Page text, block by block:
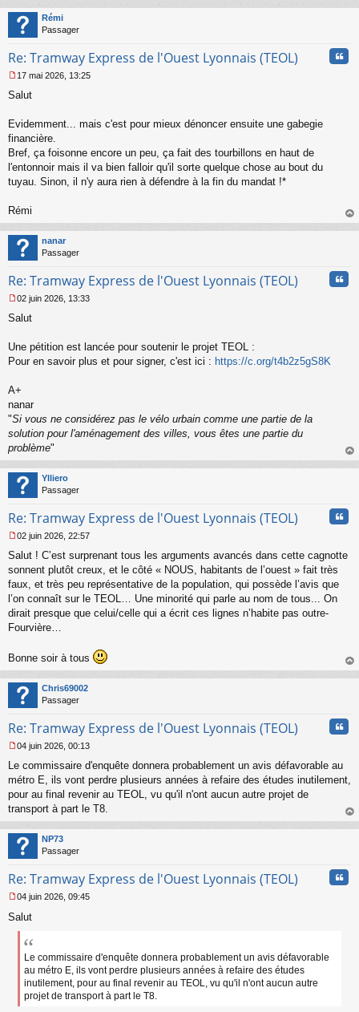
o
n
au
Rémi
Passager
Re: Tramway Express de l'Ouest Lyonnais (TEOL)
e
s
g
e
n
o
l
u
17 mai 2026, 13:25
Salut
Evidemment... mais c'est pour mieux dénoncer ensuite une gabegie
financière.
Bref, ça foisonne encore un peu, ça fait des tourbillons en haut de
l'entonnoir mais il va bien falloir qu'il sorte quelque chose au bout du
tuyau. Sinon, il n'y aura rien à défendre à la fin du mandat !*
Rémi
au
nanar
Passager
Re: Tramway Express de l'Ouest Lyonnais (TEOL)
e
s
g
n
o
n
u
02 juin 2026, 13:33
Salut
Une pétition est lancée pour soutenir le projet TEOL :
Pour en savoir plus et pour signer, c'est ici : https://c.org/t4b2z5gS8K
A+
nanar
"Si vous ne considérez pas le vélo urbain comme une partie de la
solution pour l'aménagement des villes, vous êtes une partie du
problème"
au
Ylliero
Passager
Re: Tramway Express de l'Ouest Lyonnais (TEOL)
e
s
s
g
e
n
l
u
02 juin 2026, 22:57
Salut ! C’est surprenant tous les arguments avancés dans cette cagnotte
sonnent plutôt creux, et le côté « NOUS, habitants de l’ouest » fait très
faux, et très peu représentative de la population, qui possède l’avis que
l’on connaît sur le TEOL… Une minorité qui parle au nom de tous... On
dirait presque que celui/celle qui a écrit ces lignes n’habite pas outre-
Fourvière…
Bonne soir à tous
au
Chris69002
Passager
Re: Tramway Express de l'Ouest Lyonnais (TEOL)
e
s
s
g
n
o
l
u
04 juin 2026, 00:13
Le commissaire d'enquête donnera probablement un avis défavorable au
métro E, ils vont perdre plusieurs années à refaire des études inutilement,
pour au final revenir au TEOL, vu qu'il n'ont aucun autre projet de
transport à part le T8.
au
NP73
Passager
Re: Tramway Express de l'Ouest Lyonnais (TEOL)
e
s
04 juin 2026, 09:45
Salut
Le commissaire d'enquête donnera probablement un avis défavorable
au métro E, ils vont perdre plusieurs années à refaire des études
inutilement, pour au final revenir au TEOL, vu qu'il n'ont aucun autre
projet de transport à part le T8.